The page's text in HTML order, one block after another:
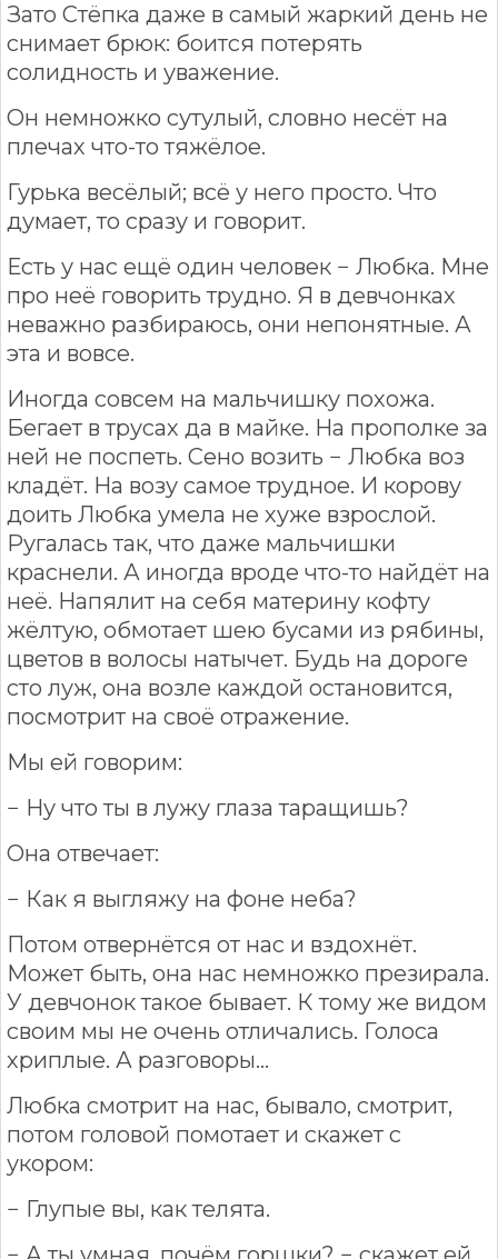
Зато Стёпка даже в самый жаркий день не
снимает брюк: боится потерять
солидность и уважение.
Он немножко сутулый, словно несёт на
плечах что-то тяжёлое.
Гурька весёлый; всё у него просто. Что
думает, то сразу и говорит.
Есть у нас ещё один человек − Любка. Мне
про неё говорить трудно. Я в девчонках
неважно разбираюсь, они непонятные. А
эта и вовсе.
Иногда совсем на мальчишку похожа.
Бегает в трусах да в майке. На прополке за
ней не поспеть. Сено возить − Любка воз
кладёт. На возу самое трудное. И корову
доить Любка умела не хуже взрослой.
Ругалась так, что даже мальчишки
краснели. А иногда вроде что-то найдёт на
неё. Напялит на себя материну кофту
жёлтую, обмотает шею бусами из рябины,
цветов в волосы натычет. Будь на дороге
сто луж, она возле каждой остановится,
посмотрит на своё отражение.
Мы ей говорим:
− Ну что ты в лужу глаза таращишь?
Она отвечает:
− Как я выгляжу на фоне неба?
Потом отвернётся от нас и вздохнёт.
Может быть, она нас немножко презирала.
У девчонок такое бывает. К тому же видом
своим мы не очень отличались. Голоса
хриплые. А разговоры...
Любка смотрит на нас, бывало, смотрит,
потом головой помотает и скажет с
укором:
− Глупые вы, как телята.